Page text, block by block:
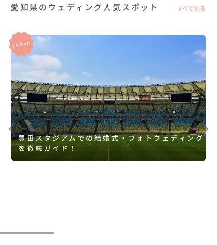
愛知県のウェディング人気スポット すべて見る
豊田スタジアムでの結婚式・フォトウェディング
を徹底ガイド！